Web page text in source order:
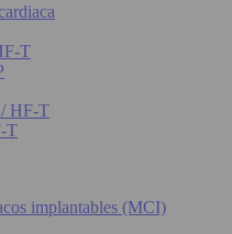
T
HF-T
T
implantables (MCI)